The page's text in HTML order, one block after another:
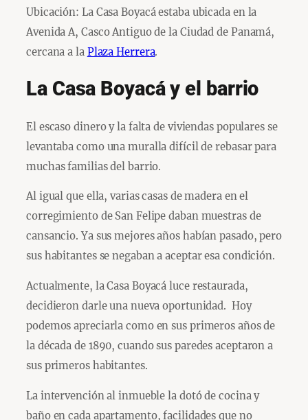
Ubicación: La Casa Boyacá estaba ubicada en la
Avenida A, Casco Antiguo de la Ciudad de Panamá,
cercana a la Plaza Herrera.
La Casa Boyacá y el barrio
El escaso dinero y la falta de viviendas populares se
levantaba como una muralla difícil de rebasar para
muchas familias del barrio.
Al igual que ella, varias casas de madera en el
corregimiento de San Felipe daban muestras de
cansancio. Ya sus mejores años habían pasado, pero
sus habitantes se negaban a aceptar esa condición.
Actualmente, la Casa Boyacá luce restaurada,
decidieron darle una nueva oportunidad. Hoy
podemos apreciarla como en sus primeros años de
la década de 1890, cuando sus paredes aceptaron a
sus primeros habitantes.
La intervención al inmueble la dotó de cocina y
baño en cada apartamento, facilidades que no